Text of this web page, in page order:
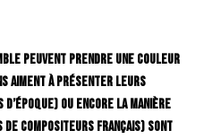
peuvent prendre une couleur
aiment à présenter leurs
ou encore la manière
compositeurs français) sont